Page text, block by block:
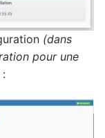
(dans
pour une
: